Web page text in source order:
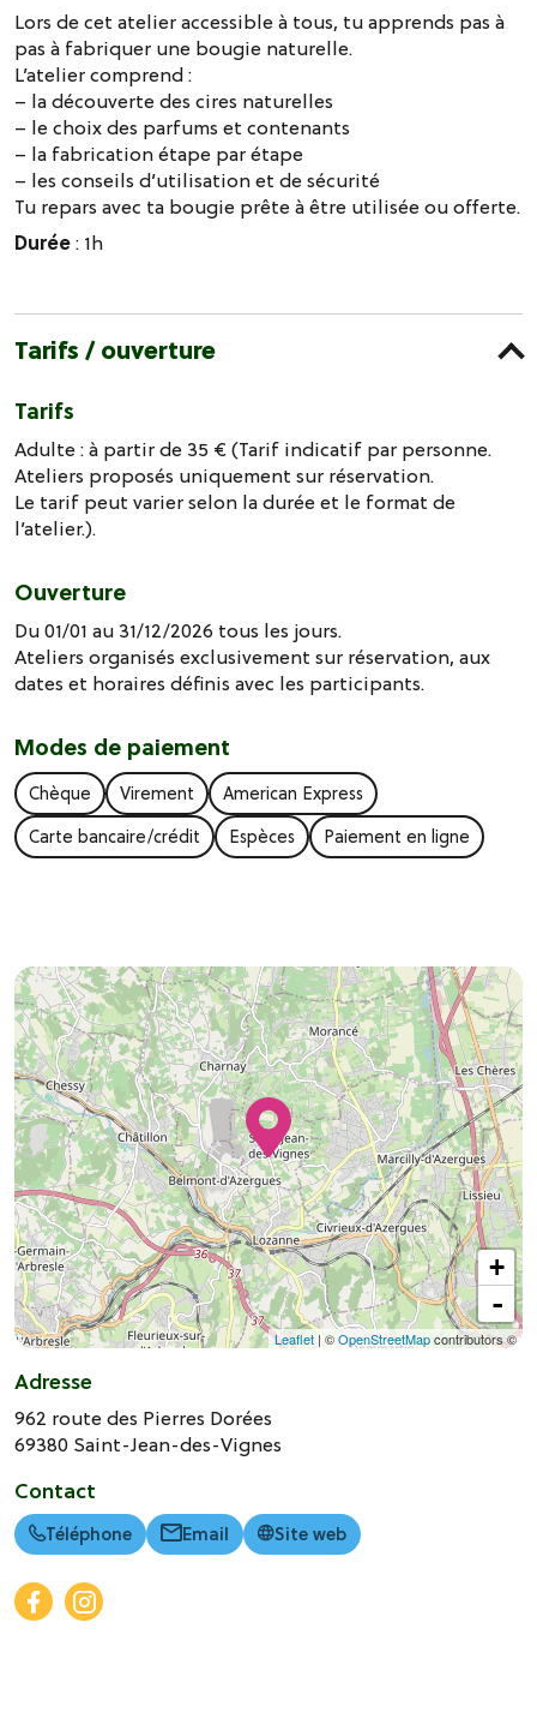
Lors de cet atelier accessible à tous, tu apprends pas à
pas à fabriquer une bougie naturelle.
L’atelier comprend :
– la découverte des cires naturelles
– le choix des parfums et contenants
– la fabrication étape par étape
– les conseils d’utilisation et de sécurité
Tu repars avec ta bougie prête à être utilisée ou offerte.
Durée: 1h
Tarifs / ouverture
Tarifs
Adulte : à partir de 35 € (Tarif indicatif par personne.
Ateliers proposés uniquement sur réservation.
Le tarif peut varier selon la durée et le format de
l’atelier.).
Ouverture
Du 01/01 au 31/12/2026 tous les jours.
Ateliers organisés exclusivement sur réservation, aux
dates et horaires définis avec les participants.
Modes de paiement
Chèque Virement
American Express
Carte bancaire/crédit
Espèces Paiement en ligne
+
-
Leaflet | ©OpenStreetMapcontributors ©
Adresse
962 route des Pierres Dorées
69380 Saint-Jean-des-Vignes
Contact
Téléphone Email Site web